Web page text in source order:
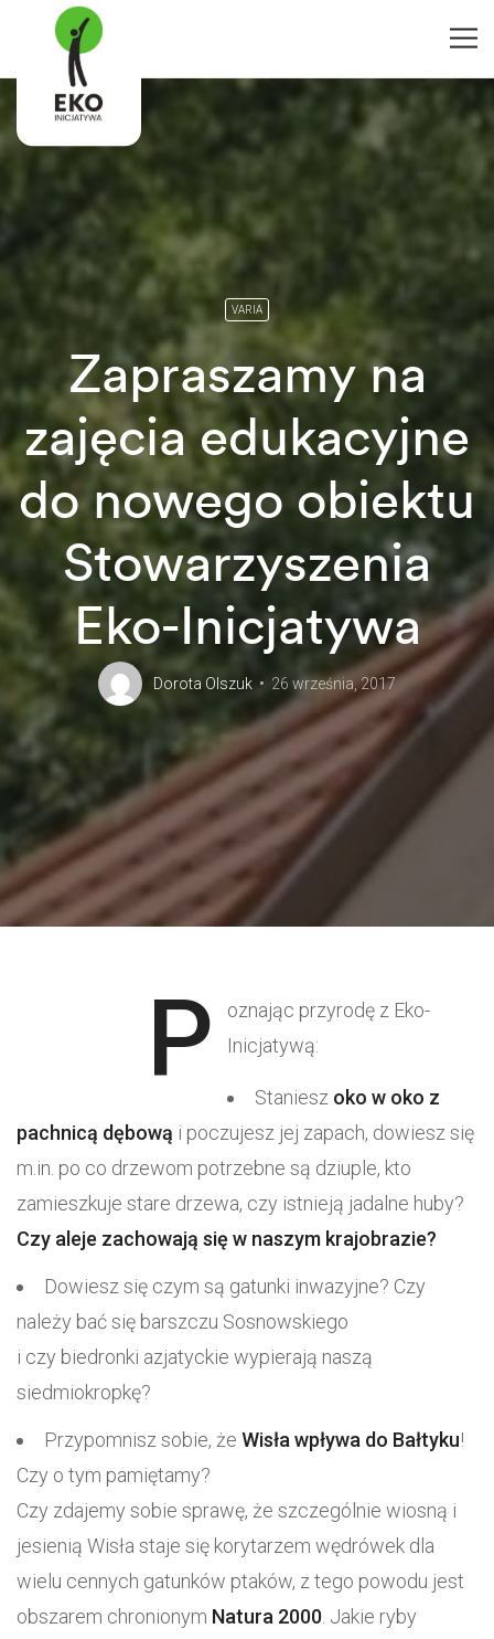
VARIA
Zapraszamy na
zajęcia edukacyjne
do nowego obiektu
Stowarzyszenia
Eko-Inicjatywa
Dorota Olszuk 26 września, 2017
P
oznając przyrodę z Eko-
Inicjatywą:
Staniesz oko w oko z
pachnicą dębową i poczujesz jej zapach, dowiesz się
m.in. po co drzewom potrzebne są dziuple, kto
zamieszkuje stare drzewa, czy istnieją jadalne huby?
Czy aleje zachowają się w naszym krajobrazie?
Dowiesz się czym są gatunki inwazyjne? Czy
należy bać się barszczu Sosnowskiego
i czy biedronki azjatyckie wypierają naszą
siedmiokropkę?
Przypomnisz sobie, że Wisła wpływa do Bałtyku!
Czy o tym pamiętamy?
Czy zdajemy sobie sprawę, że szczególnie wiosną i
jesienią Wisła staje się korytarzem wędrówek dla
wielu cennych gatunków ptaków, z tego powodu jest
obszarem chronionym Natura 2000 . Jakie ryby